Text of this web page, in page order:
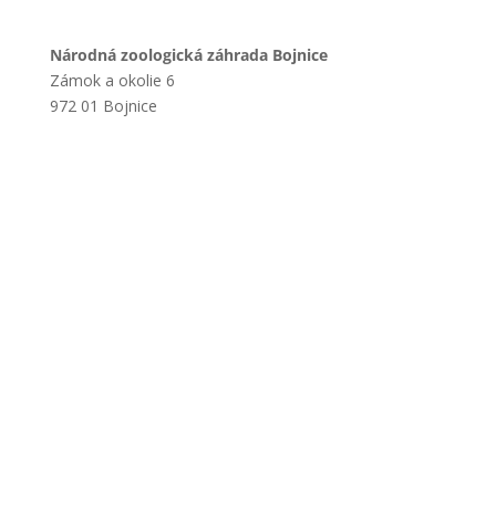
Národná zoologická záhrada Bojnice
Zámok a okolie 6
972 01 Bojnice